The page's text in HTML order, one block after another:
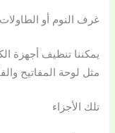
غرف النوم أو
يمكننا تنظيف أجهزة
مثل لوحة المفاتيح
تلك الأجزاء